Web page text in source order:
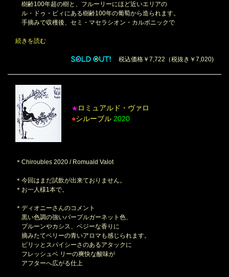
樹齢100年超の樹と、フルーリーにほど近いエリアの
ル・ドゥ・ビィにある樹齢100年の葡萄から造られます。
手摘みで収穫後、セミ・マセラシオン・カルボニックで
続きを読む
税込価格￥7,722（税抜き￥7,020)
★ ロミュアルド・ヴァロ
●シルーブル 2020
＊Chiroubles 2020 / Romuald Valot
＊今回はまだ試飲が出来ておりません。
＊お一人様1本で。
＊ディオニーさんのコメント
黒い色調の強いパープルガーネット色、
プルーンやカシス、ベジーな香りに
摘みたてベリーの青いアロマも感じられます。
ピリッとスパイシーさのあるアタックに
フレッシュベ リーの爽快な酸味が
アフターへ広がる仕上